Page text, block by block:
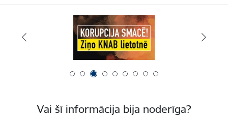
Vai šī informācija bija noderīga?